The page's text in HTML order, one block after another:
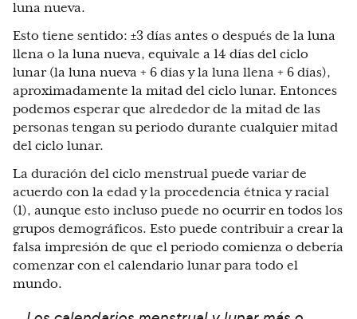
luna nueva.
Esto tiene sentido: ±3 días antes o después de la luna
llena o la luna nueva, equivale a 14 días del ciclo
lunar (la luna nueva + 6 días y la luna llena + 6 días),
aproximadamente la mitad del ciclo lunar. Entonces
podemos esperar que alrededor de la mitad de las
personas tengan su periodo durante cualquier mitad
del ciclo lunar.
La duración del ciclo menstrual puede variar de
acuerdo con la edad y la procedencia étnica y racial
(1), aunque esto incluso puede no ocurrir en todos los
grupos demográficos. Esto puede contribuir a crear la
falsa impresión de que el periodo comienza o debería
comenzar con el calendario lunar para todo el
mundo.